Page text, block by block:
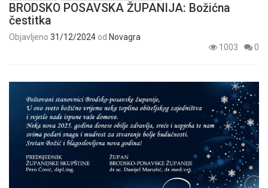
BRODSKO POSAVSKA ŽUPANIJA: Božićna
čestitka
Objavljeno 31/12/2024 od Novagra
1003
0